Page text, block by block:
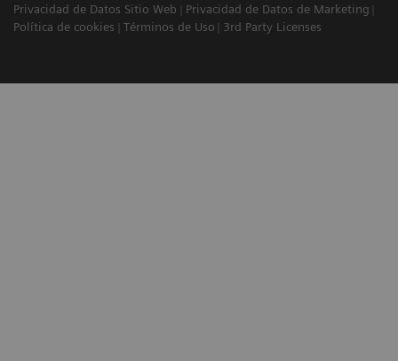
Privacidad de Datos Sitio Web
Privacidad de Datos de Marketing
Política de cookies
Términos de Uso 3rd Party Licenses